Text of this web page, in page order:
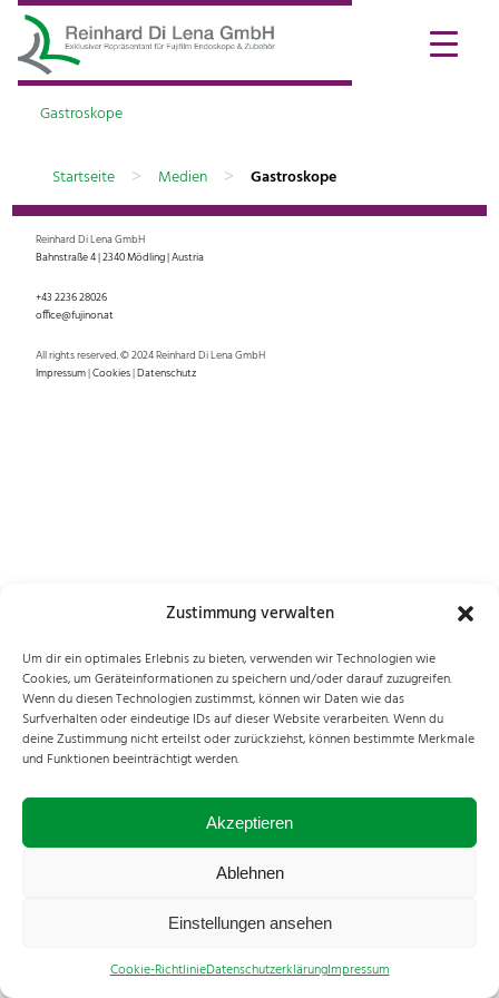
Zustimmung verwalten
Um dir ein optimales Erlebnis zu bieten, verwenden wir Technologien wie
Cookies, um Geräteinformationen zu speichern und/oder darauf zuzugreifen.
Wenn du diesen Technologien zustimmst, können wir Daten wie das
Surfverhalten oder eindeutige IDs auf dieser Website verarbeiten. Wenn du
deine Zustimmung nicht erteilst oder zurückziehst, können bestimmte Merkmale
und Funktionen beeinträchtigt werden.
Akzeptieren
Ablehnen
Einstellungen ansehen
Cookie-RichtlinieDatenschutzerklärungImpressum
Gastroskope
Startseite > Medien > Gastroskope
Reinhard Di Lena GmbH
Bahnstraße 4 | 2340 Mödling | Austria
+43 2236 28026
office@fujinon.at
All rights reserved. © 2024 Reinhard Di Lena GmbH
Impressum|Cookies|Datenschutz